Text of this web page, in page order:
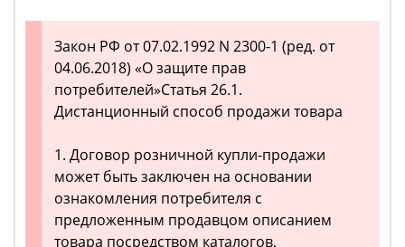
Закон РФ от 07.02.1992 N 2300-1 (ред. от
04.06.2018) «О защите прав
потребителей»Статья 26.1.
Дистанционный способ продажи товара
1. Договор розничной купли-продажи
может быть заключен на основании
ознакомления потребителя с
предложенным продавцом описанием
товара посредством каталогов,